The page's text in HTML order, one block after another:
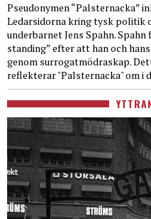
Pseudonymen “Palsternacka”
Ledarsidorna kring tysk politik
underbarnet Jens Spahn.
standing” efter att han och
genom surrogatmödraskap.
reflekterar "Palsternacka" om i